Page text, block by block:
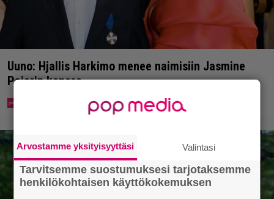
Uuno: Hjallis Harkimo menee naimisiin Jasmine
Pajarin kanssa
Arvostamme yksityisyyttäsi Valintasi
Tarvitsemme suostumuksesi tarjotaksemme
henkilökohtaisen käyttökokemuksen